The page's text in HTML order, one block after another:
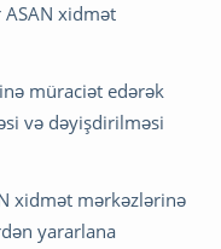
xidmət
müraciət edərək
və dəyişdirilməsi
xidmət mərkəzlərinə
yararlana